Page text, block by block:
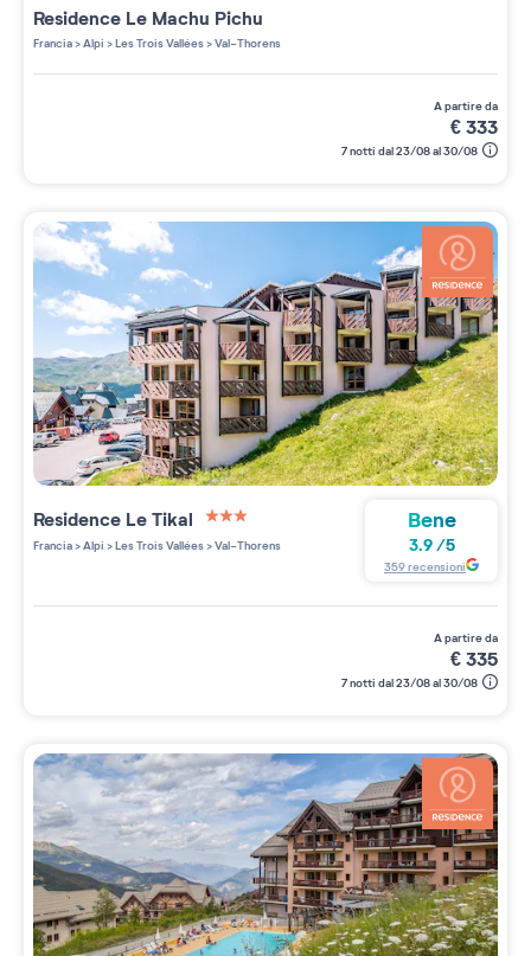
Residence Le Machu Pichu
Francia>Alpi >Les Trois Vallées>Val-Thorens
a partire da
€333
7 notti dal 23/08 al 30/08
Residence Le Tikal
3 étoiles sur 5
Francia>Alpi >Les Trois Vallées>Val-Thorens
Bene
3.9/5
359recensioni
a partire da
€335
7 notti dal 23/08 al 30/08